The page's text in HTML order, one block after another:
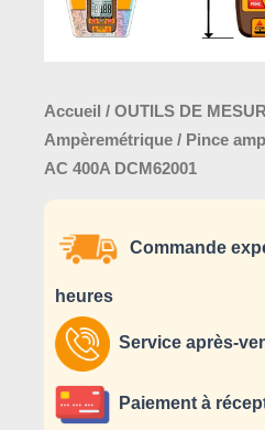
Accueil / OUTILS DE
Ampèremétrique / Pince
AC 400A DCM62001
Commande
heures
Service après-
Paiement à